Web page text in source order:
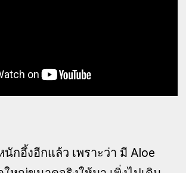
กอึ้งอีกแล้ว เพราะว่า มี Aloe